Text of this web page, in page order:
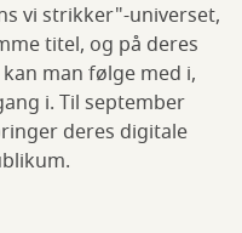
vi strikker"-universet,
titel, og på deres
man følge med i,
i. Til september
deres digitale